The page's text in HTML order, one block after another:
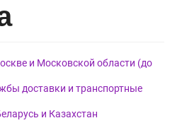
и Московской области (до
доставки и транспортные
и Казахстан